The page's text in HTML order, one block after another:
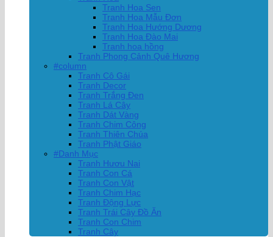
Tranh Hoa Sen
Tranh Hoa Mẫu Đơn
Tranh Hoa Hướng Dương
Tranh Hoa Đào Mai
Tranh hoa hồng
Tranh Phong Cảnh Quê Hương
#column
Tranh Cô Gái
Tranh Decor
Tranh Trắng Đen
Tranh Lá Cây
Tranh Dát Vàng
Tranh Chim Công
Tranh Thiên Chúa
Tranh Phật Giáo
#Danh Mục
Tranh Hươu Nai
Tranh Con Cá
Tranh Con Vật
Tranh Chim Hạc
Tranh Động Lực
Tranh Trái Cây Đồ Ăn
Tranh Con Chim
Tranh Cây